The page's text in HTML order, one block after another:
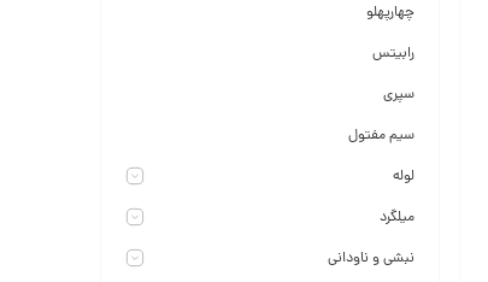
چهارپهلو
رابیتس
سپری
سیم مفتول
لوله
میلگرد
نبشی و ناودانی